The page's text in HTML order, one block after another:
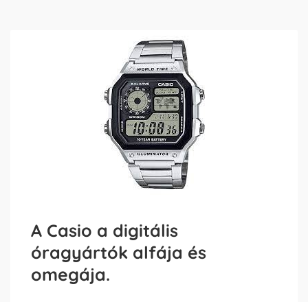
A Casio a digitális
óragyártók alfája és
omegája.